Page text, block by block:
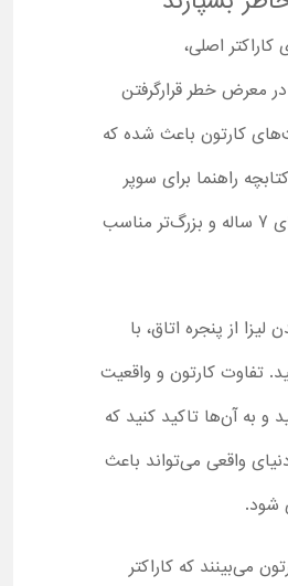
کاراکتر اصلی،
معرض خطر قرارگرفتن
کارتون باعث شده که
راهنما برای سوپر
هالتر برای بچه‌های 7 ساله و بزرگ‌تر مناسب
لیزا از پنجره اتاق، با
تفاوت کارتون و واقعیت
و به آن‌ها تاکید کنید که
واقعی می‌تواند باعث
شود.
می‌بینند که کاراکتر